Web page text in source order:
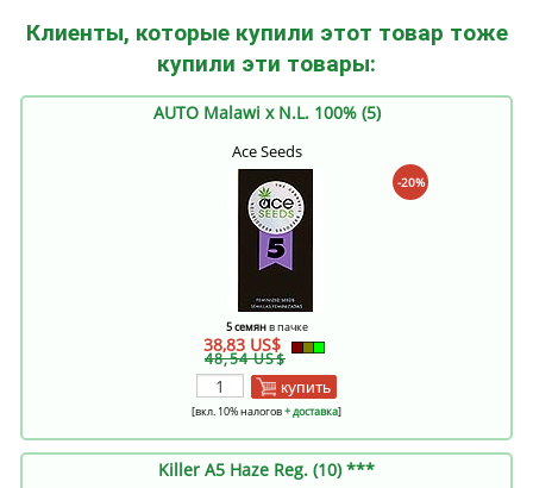
Клиенты, которые купили этот товар тоже
купили эти товары:
AUTO Malawi x N.L. 100% (5)
Ace Seeds
-20%
5 семянв пачке
38,83 US$
48,54 US$
купить
[вкл. 10% налогов+ доставка]
Killer A5 Haze Reg. (10) ***